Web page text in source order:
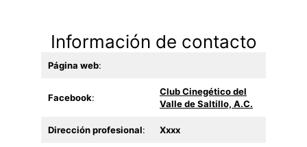
Información de contacto
Página web:
Facebook:
Club Cinegético del
Valle de Saltillo, A.C.
Dirección profesional: Xxxx